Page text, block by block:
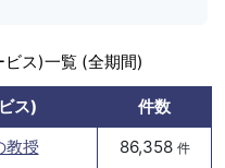
ス)一覧 (全期間)
ス)
件数
教授
86,358 件